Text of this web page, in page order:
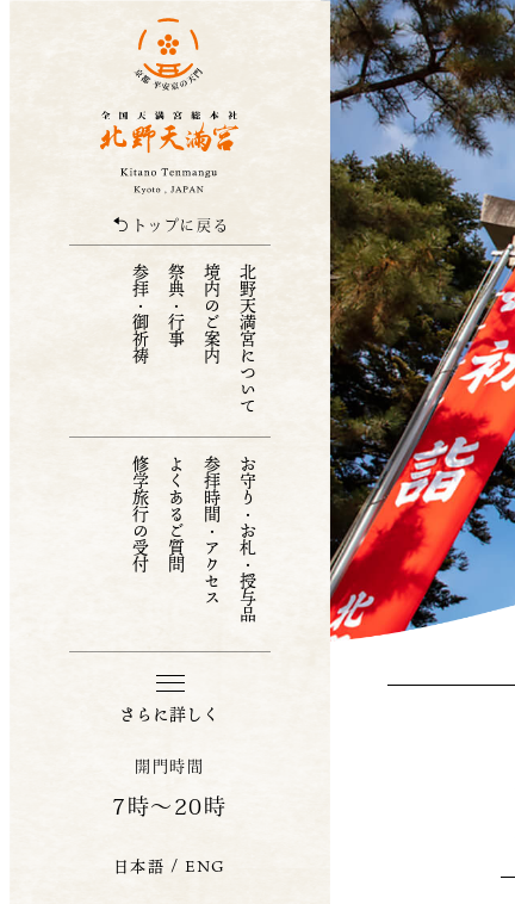
北野天満宮
トップに戻る
北野天満宮について
境内のご案内
祭典・行事
参拝・御祈祷
お守り・お札・授与品
参拝時間・アクセス
よくあるご質問
修学旅行の受付
さらに詳しく
開門時間
7時〜20時
日本語 /ENG